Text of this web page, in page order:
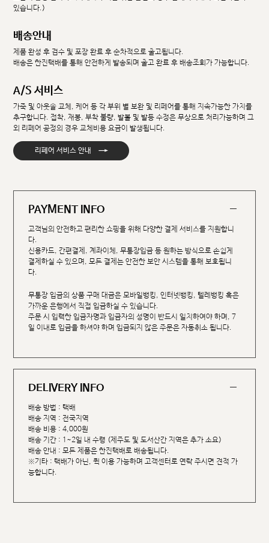
있습니다.)
배송안내
제품 완성 후 검수 및 포장 완료 후 순차적으로 출고됩니다.
배송은 한진택배를 통해 안전하게 발송되며 출고 완료 후 배송조회가 가능합니다.
A/S 서비스
가죽 및 아웃솔 교체, 케어 등 각 부위 별 보완 및 리페어를 통해 지속가능한 가치를
추구합니다. 접착, 재봉, 부착 불량, 발볼 및 발등 수정은 무상으로 처리가능하며 그
외 리페어 공정의 경우 교체비용 요금이 발생됩니다.
리페어 서비스 안내 →
PAYMENT INFO
고객님의 안전하고 편리한 쇼핑을 위해 다양한 결제 서비스를 지원합니
다.
신용카드, 간편결제, 계좌이체, 무통장입금 등 원하는 방식으로 손쉽게
결제하실 수 있으며, 모든 결제는 안전한 보안 시스템을 통해 보호됩니
다.
무통장 입금의 상품 구매 대금은 모바일뱅킹, 인터넷뱅킹, 텔레뱅킹 혹은
가까운 은행에서 직접 입금하실 수 있습니다.
주문 시 입력한 입금자명과 입금자의 성명이 반드시 일치하여야 하며, 7
일 이내로 입금을 하셔야 하며 입금되지 않은 주문은 자동취소 됩니다.
DELIVERY INFO
배송 방법 : 택배
배송 지역 : 전국지역
배송 비용 : 4,000원
배송 기간 : 1~2일 내 수령 (제주도 및 도서산간 지역은 추가 소요)
배송 안내 : 모든 제품은 한진택배로 배송됩니다.
※기타 : 택배가 아닌, 퀵 이용 가능하며 고객센터로 연락 주시면 견적 가
능합니다.